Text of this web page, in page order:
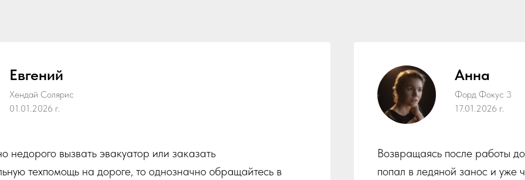
Евгений
Хендай Солярис
01.01.2026 г.
недорого вызвать эвакуатор или заказать
техпомощь на дороге, то однозначно обращайтесь в
Анна
Форд Фокус 3
17.01.2026 г.
Возвращаясь после работы
попал в ледяной занос и уже